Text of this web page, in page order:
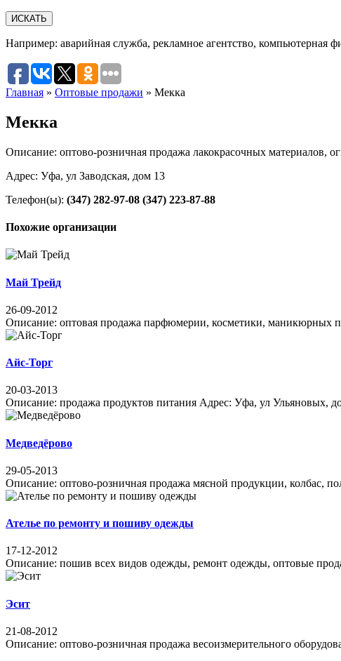
Например: аварийная служба, рекламное агентство, компьютерная
Главная » Оптовые продажи » Мекка
Мекка
Описание: оптово-розничная продажа лакокрасочных материалов,
Адрес: Уфа, ул Заводская, дом 13
Телефон(ы): (347) 282-97-08 (347) 223-87-88
Похожие организации
Май Трейд
26-09-2012
Описание: оптовая продажа парфюмерии, косметики, маникюрных
Айс-Торг
20-03-2013
Описание: продажа продуктов питания Адрес: Уфа, ул Ульяновых,
Медведёрово
29-05-2013
Описание: оптово-розничная продажа мясной продукции, колбас,
Ателье по ремонту и пошиву одежды
17-12-2012
Описание: пошив всех видов одежды, ремонт одежды, оптовые
Эсит
21-08-2012
Описание: оптово-розничная продажа весоизмерительного